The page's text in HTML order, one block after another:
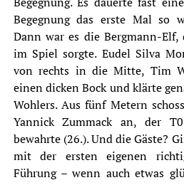
Begegnung das erste Mal so
Dann war es die Bergmann-
im Spiel sorgte. Eudel Silva
von rechts in die Mitte, Tim
einen dicken Bock und klärte
Wohlers. Aus fünf Metern
Yannick Zummack an, der
bewahrte (26.). Und die Gäste?
mit der ersten eigenen
Führung – wenn auch etwas